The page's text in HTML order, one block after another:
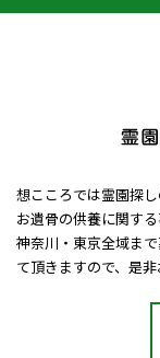
想こころでは霊園探
お遺骨の供養に関す
神奈川・東京全域ま
て頂きますので、是